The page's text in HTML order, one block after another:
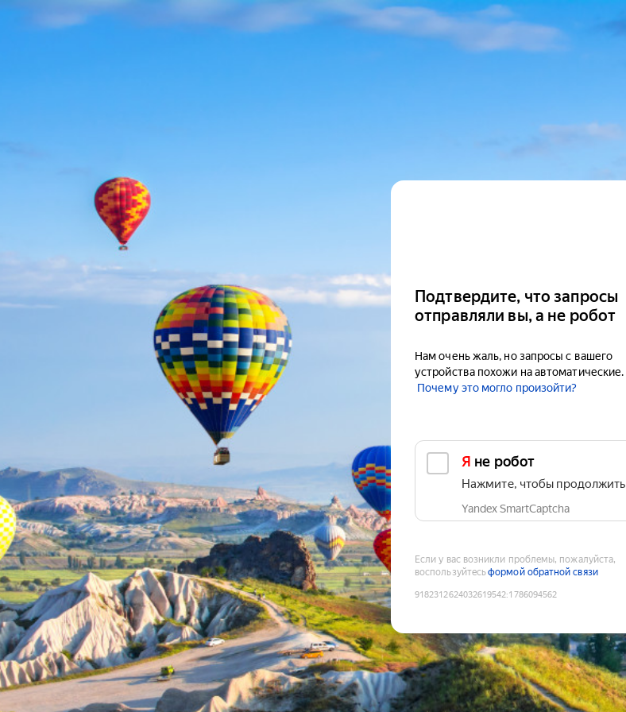
Подтвердите, что запросы
отправляли вы, а не робот
Нам очень жаль, но запросы с вашего
устройства похожи на автоматические.
Почему это могло произойти?
Я не робот
Нажмите, чтобы продолжить
Yandex SmartCaptcha
Если у вас возникли проблемы, пожалуйста,
воспользуйтесьформой обратной связи
9182312624032619542:1786094562